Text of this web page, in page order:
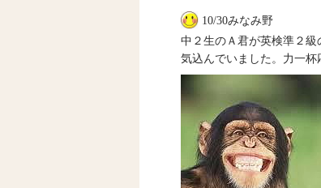
10/30みなみ野
中２生のＡ君が英検準２
気込んでいました。力一杯